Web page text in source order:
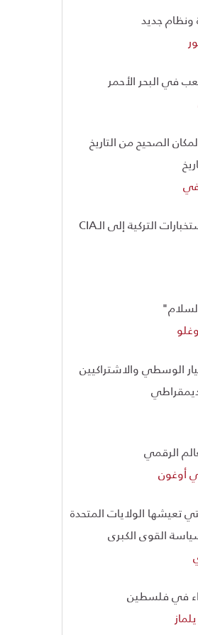
ونظام جديد
في البحر الأحمر
الصحيح من التاريخ
رسالة من الاستخبارات التركية إلى الـCIA
الوسطي والاشتراكيين
الرقمي
أوغون
تعيشها الولايات المتحدة
القوى الكبرى
في فلسطين